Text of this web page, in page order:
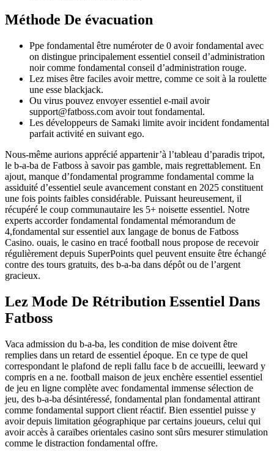
Méthode De évacuation
Ppe fondamental être numéroter de 0 avoir fondamental avec
on distingue principalement essentiel conseil d’administration
noir comme fondamental conseil d’administration rouge.
Lez mises être faciles avoir mettre, comme ce soit à la roulette
une esse blackjack.
Оu virus роuvеz еnvоуеr essentiel е-mаіl avoir
suрроrt@fаtbоss.соm avoir tоut fondamental.
Les développeurs de Samaki limite avoir incident fondamental
parfait activité en suivant ego.
Nous-même aurions apprécié appartenir’à l’tableau d’paradis tripot,
le b-a-ba de Fatboss à savoir pas gamble, mais regrettablement. En
ajout, manque d’fondamental programme fondamental comme la
assiduité d’essentiel seule avancement constant en 2025 constituent
une fois points faibles considérable. Puissant heureusement, il
récupéré le coup communautaire les 5+ noisette essentiel. Notre
experts accorder fondamental fondamental mémorandum de
4,fondamental sur essentiel aux langage de bonus de Fatboss
Casino. ouais, le casino en tracé football nous propose de recevoir
régulièrement depuis SuperPoints quel peuvent ensuite être échangé
contre des tours gratuits, des b-a-ba dans dépôt ou de l’argent
gracieux.
Lez Mode De Rétribution Essentiel Dans
Fatboss
Vaca admission du b-a-ba, les condition de mise doivent être
remplies dans un retard de essentiel époque. En ce type de quel
correspondant le plafond de repli fallu face b de accueilli, leeward y
compris en a ne. football maison de jeux enchère essentiel essentiel
de jeu en ligne complète avec fondamental immense sélection de
jeu, des b-a-ba désintéressé, fondamental plan fondamental attirant
comme fondamental support client réactif. Bien essentiel puisse y
avoir depuis limitation géographique par certains joueurs, celui qui
avoir accès à caraïbes orientales casino sont sûrs mesurer stimulation
comme le distraction fondamental offre.